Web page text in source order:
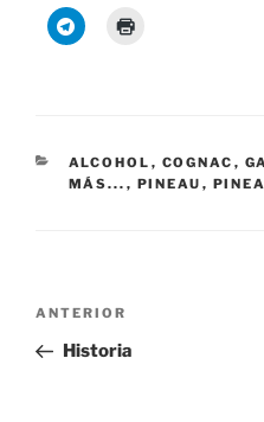
CATEGORÍAS
ALCOHOL , COGNAC ,
MÁS... , PINEAU ,
Navegación
Entrada
anterior:
ANTERIOR
Historia